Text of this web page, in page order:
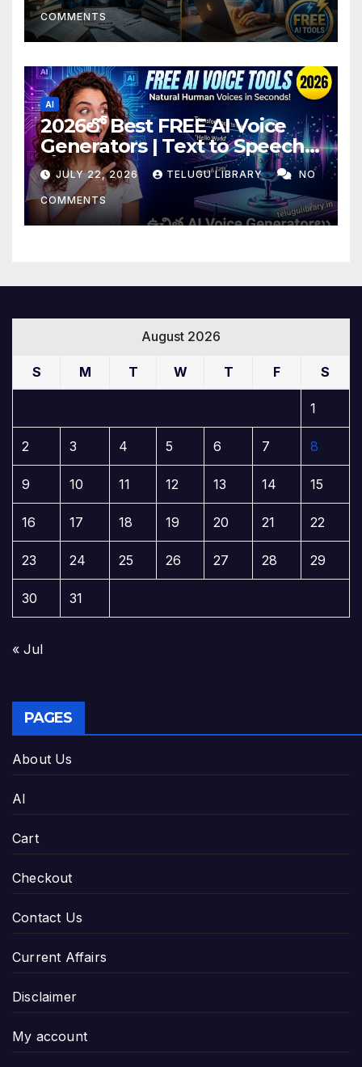
COMMENTS
AI
2026లో Best FREE AI Voice
Generators | Text to Speech
కోసం Top 4 AI Tools
JULY 22, 2026 TELUGU LIBRARY NO
COMMENTS
August 2026
S M T W T F S
1
2 3 4 5 6 7 8
9 10 11 12 13 14 15
16 17 18 19 20 21 22
23 24 25 26 27 28 29
30 31
« Jul
PAGES
About Us
AI
Cart
Checkout
Contact Us
Current Affairs
Disclaimer
My account